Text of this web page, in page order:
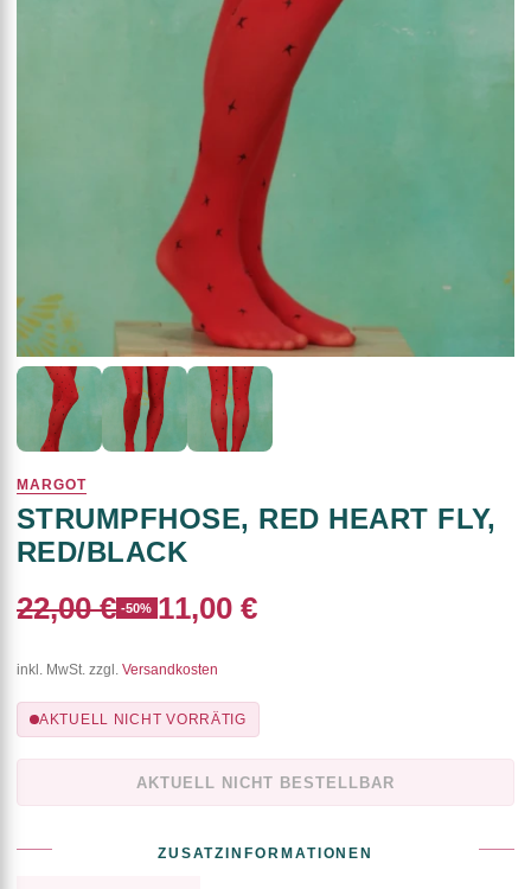
MARGOT
STRUMPFHOSE, RED HEART FLY,
RED/BLACK
22,00 € -50% 11,00 €
inkl. MwSt. zzgl. Versandkosten
AKTUELL NICHT VORRÄTIG
AKTUELL NICHT BESTELLBAR
ZUSATZINFORMATIONEN